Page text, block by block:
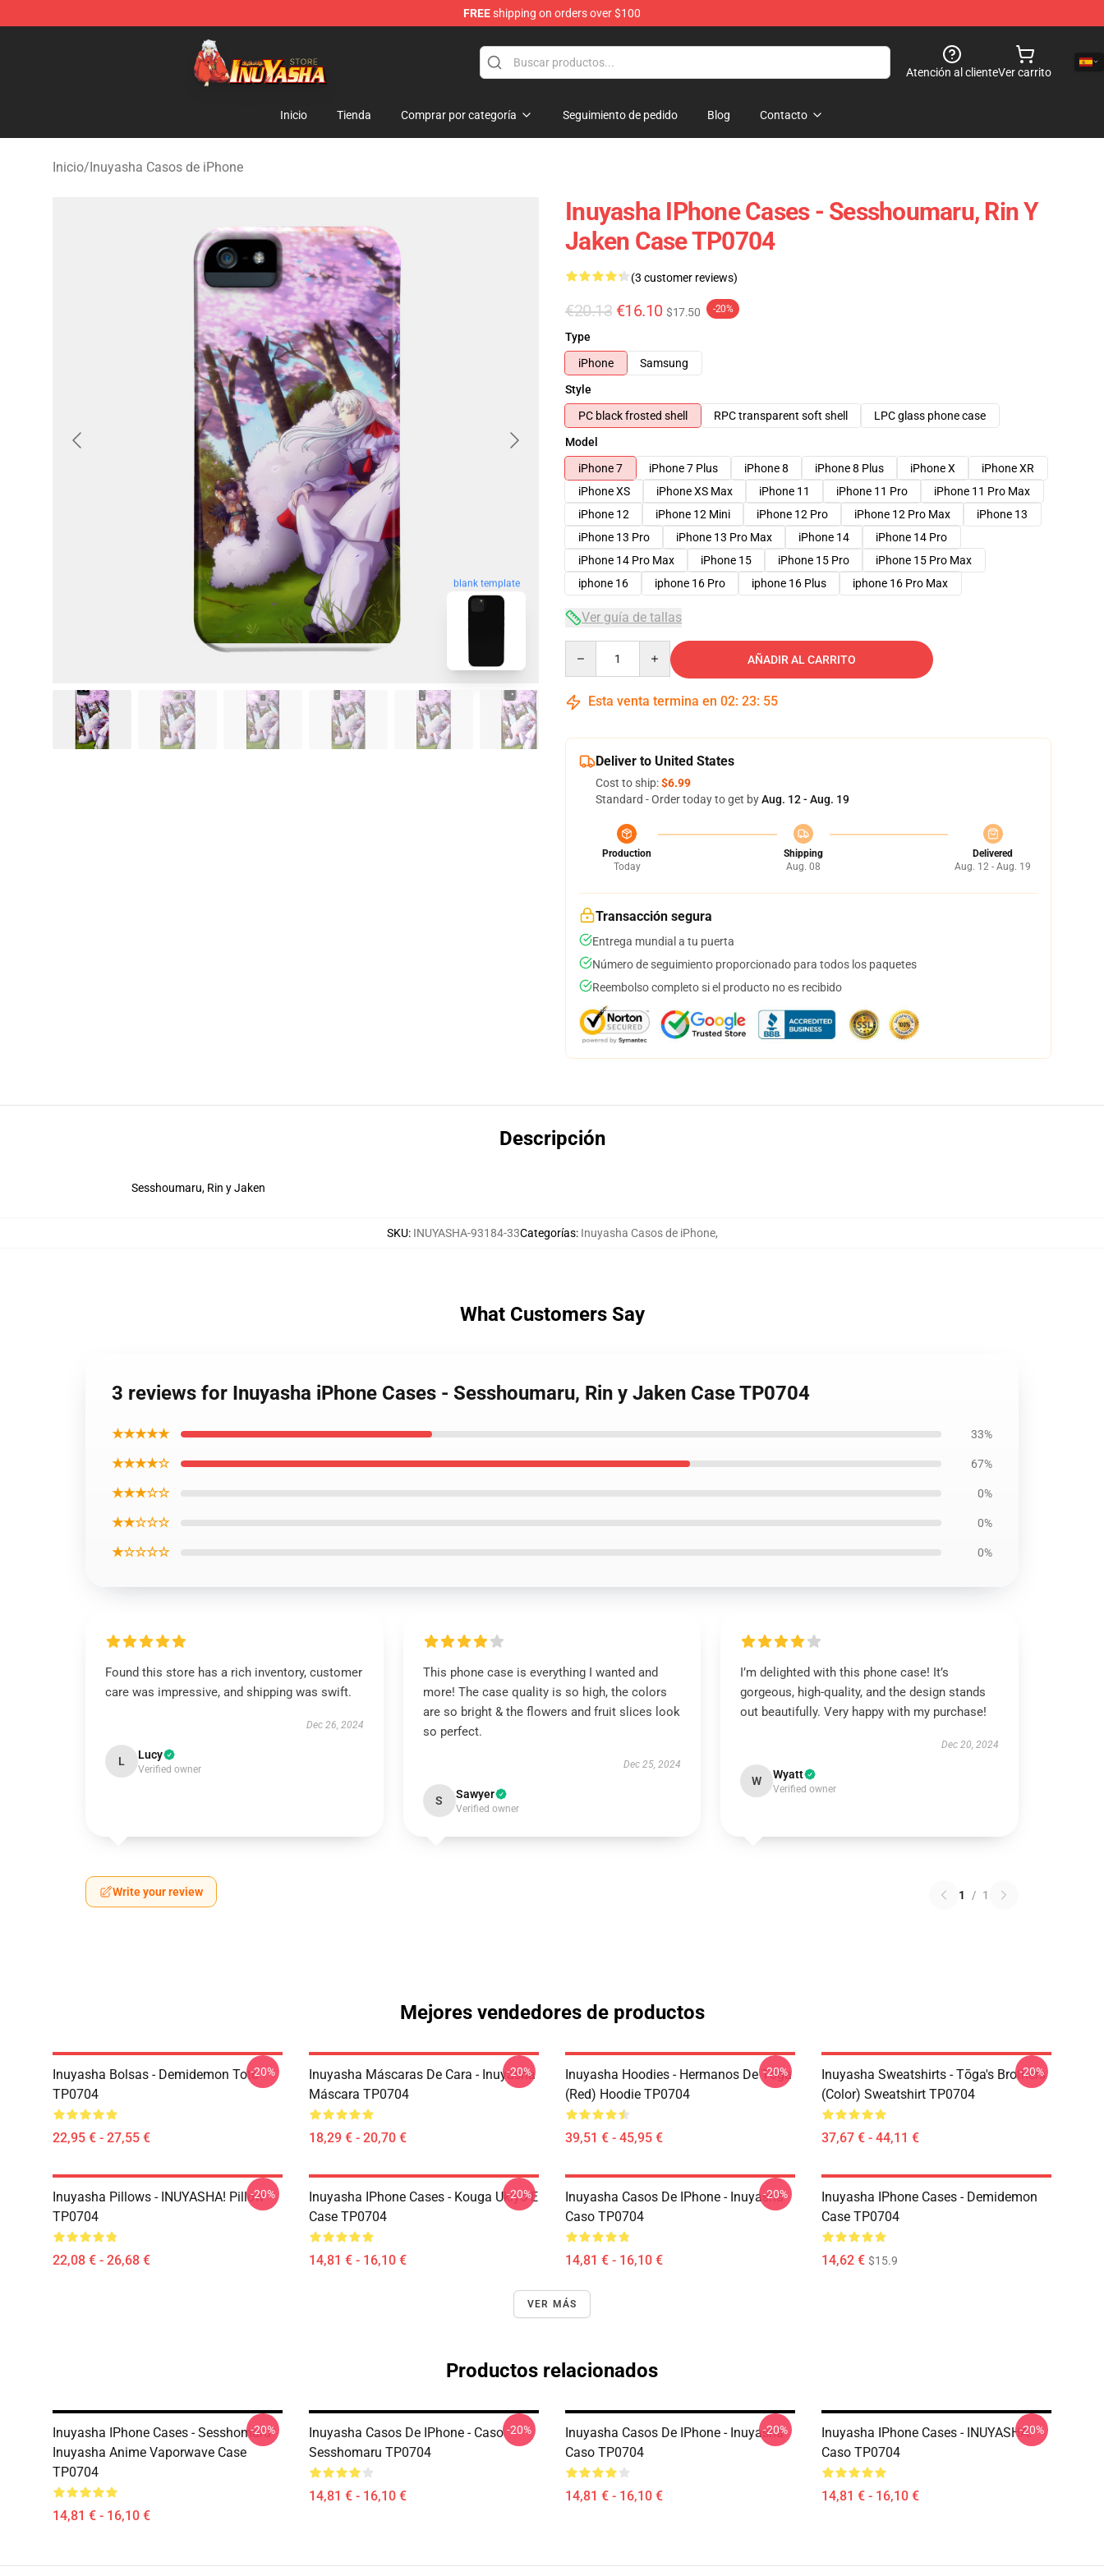
FREEshipping on orders over $100
Inuyasha Store - Official Inuyasha Merchandise Shop
Atención al clienteVer carrito
Inicio Tienda Comprar por categoría Seguimiento de pedido Blog Contacto
Inicio/Inuyasha Casos de iPhone
blank template
Inuyasha IPhone Cases - Sesshoumaru, Rin Y
Jaken Case TP0704
(3 customer reviews)
€20.13 €16.10 $17.50 -20%
Type
iPhone
Samsung
Style
PC black frosted shell
RPC transparent soft shell
LPC glass phone case
Model
iPhone 7
iPhone 7 Plus iPhone 8 iPhone 8 Plus iPhone X
iPhone XR
iPhone XS
iPhone XS Max iPhone 11 iPhone 11 Pro
iPhone 11 Pro Max
iPhone 12
iPhone 12 Mini iPhone 12 Pro iPhone 12 Pro Max
iPhone 13
iPhone 13 Pro
iPhone 13 Pro Max iPhone 14
iPhone 14 Pro
iPhone 14 Pro Max
iPhone 15 iPhone 15 Pro
iPhone 15 Pro Max
iphone 16
iphone 16 Pro iphone 16 Plus iphone 16 Pro Max
Ver guía de tallas
AÑADIR AL CARRITO
Esta venta termina en 02: 23: 54
Deliver to United States
Cost to ship:$6.99
Standard - Order today to get byAug. 12 - Aug. 19
Production
Today
Shipping
Aug. 08
Delivered
Aug. 12 - Aug. 19
Transacción segura
Entrega mundial a tu puerta
Número de seguimiento proporcionado para todos los paquetes
Reembolso completo si el producto no es recibido
Descripción
Sesshoumaru, Rin y Jaken
SKU: INUYASHA-93184-33Categorías: Inuyasha Casos de iPhone,
What Customers Say
3 reviews for Inuyasha iPhone Cases - Sesshoumaru, Rin y Jaken Case TP0704
★★★★★ 33%
★★★★☆ 67%
★★★☆☆ 0%
★★☆☆☆ 0%
★☆☆☆☆ 0%
Found this store has a rich inventory, customer
care was impressive, and shipping was swift.
Dec 26, 2024
L Lucy
Verified owner
This phone case is everything I wanted and
more! The case quality is so high, the colors
are so bright & the flowers and fruit slices look
so perfect.
Dec 25, 2024
S Sawyer
Verified owner
I’m delighted with this phone case! It’s
gorgeous, high-quality, and the design stands
out beautifully. Very happy with my purchase!
Dec 20, 2024
W Wyatt
Verified owner
Write your review 1 / 1
Mejores vendedores de productos
Inuyasha Bolsas - Demidemon Tote
TP0704
22,95 € - 27,55 €
-20%
Inuyasha Máscaras De Cara - Inuyasha
Máscara TP0704
18,29 € - 20,70 €
-20%
Inuyasha Hoodies - Hermanos De Tōga
(red) Hoodie TP0704
39,51 € - 45,95 €
-20%
Inuyasha Sweatshirts - Tōga's Brothers
(color) Sweatshirt TP0704
37,67 € - 44,11 €
-20%
Inuyasha Pillows - INUYASHA! Pillow
TP0704
22,08 € - 26,68 €
-20%
Inuyasha IPhone Cases - Kouga Ukiyo-E
Case TP0704
14,81 € - 16,10 €
-20%
Inuyasha Casos De IPhone - Inuyasha
Caso TP0704
14,81 € - 16,10 €
-20%
Inuyasha IPhone Cases - Demidemon
Case TP0704
14,62 € $15.9
VER MÁS
Productos relacionados
Inuyasha IPhone Cases - Sesshomaru
Inuyasha Anime Vaporwave Case
TP0704
14,81 € - 16,10 €
-20%
Inuyasha Casos De IPhone - Caso
Sesshomaru TP0704
14,81 € - 16,10 €
-20%
Inuyasha Casos De IPhone - Inuyasha
Caso TP0704
14,81 € - 16,10 €
-20%
Inuyasha IPhone Cases - INUYASHA!
Caso TP0704
14,81 € - 16,10 €
-20%